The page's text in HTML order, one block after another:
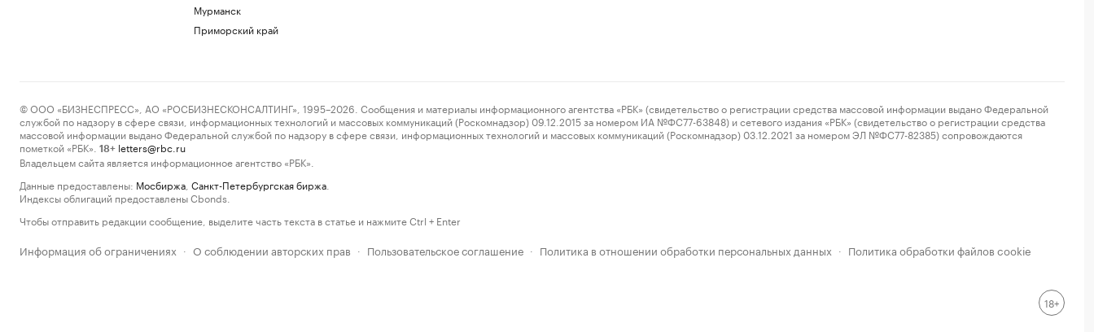
Мурманск
Приморский край
© ООО «БИЗНЕСПРЕСС», АО «РОСБИЗНЕСКОНСАЛТИНГ», 1995–2026. Сообщения и материалы информационного агентства «РБК» (свидетельство о регистрации средства массовой информации выдано Федеральной
службой по надзору в сфере связи, информационных технологий и массовых коммуникаций (Роскомнадзор) 09.12.2015 за номером ИА №ФС77-63848) и сетевого издания «РБК» (свидетельство о регистрации средства
массовой информации выдано Федеральной службой по надзору в сфере связи, информационных технологий и массовых коммуникаций (Роскомнадзор) 03.12.2021 за номером ЭЛ №ФС77-82385) сопровождаются
пометкой «РБК».
18+ letters@rbc.ru
Владельцем сайта является информационное агентство «РБК».
Данные предоставлены: Мосбиржа Санкт-Петербургская биржа
Индексы облигаций предоставлены Cbonds.
Чтобы отправить редакции сообщение, выделите часть текста в статье и нажмите Ctrl + Enter
Информация об ограничениях · О соблюдении авторских прав · Пользовательское соглашение · Политика в отношении обработки персональных данных · Политика обработки файлов cookie
18+